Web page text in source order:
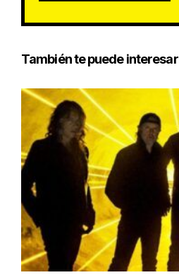
También te puede interesar